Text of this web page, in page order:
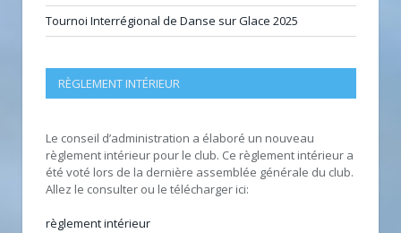
Tournoi Interrégional de Danse sur Glace 2025
RÈGLEMENT INTÉRIEUR
Le conseil d’administration a élaboré un nouveau
règlement intérieur pour le club. Ce règlement intérieur a
été voté lors de la dernière assemblée générale du club.
Allez le consulter ou le télécharger ici:
règlement intérieur